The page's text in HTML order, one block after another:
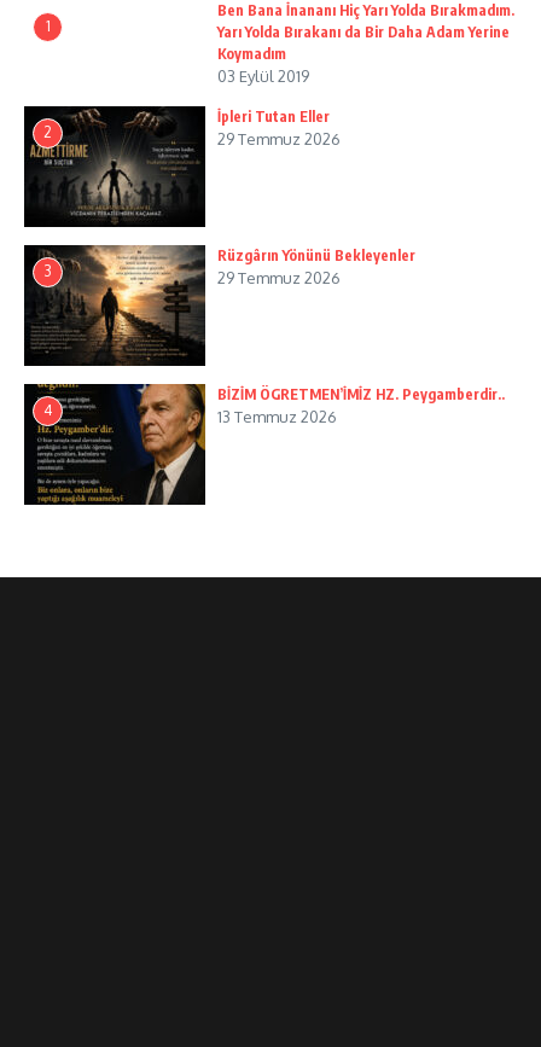
1
Ben Bana İnananı Hiç Yarı Yolda Bırakmadım.
Yarı Yolda Bırakanı da Bir Daha Adam Yerine
Koymadım
03 Eylül 2019
2
İpleri Tutan Eller
29 Temmuz 2026
3
Rüzgârın Yönünü Bekleyenler
29 Temmuz 2026
4
BİZİM ÖGRETMEN’İMİZ HZ. Peygamberdir..
13 Temmuz 2026